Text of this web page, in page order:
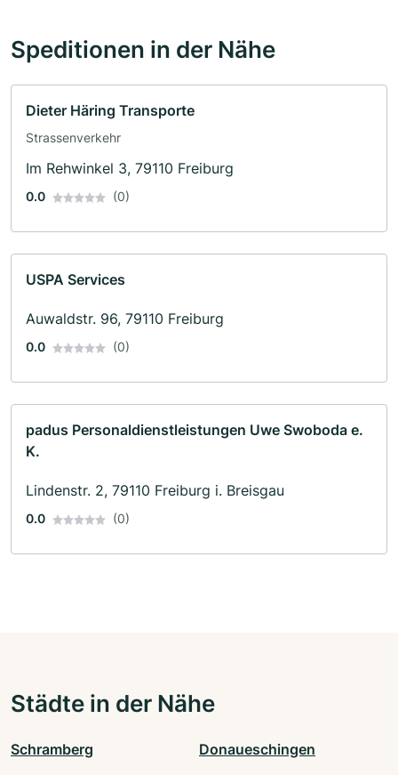
Speditionen in der Nähe
Dieter Häring Transporte
Strassenverkehr
Im Rehwinkel 3, 79110 Freiburg
0.0 (0)
USPA Services
Auwaldstr. 96, 79110 Freiburg
0.0 (0)
padus Personaldienstleistungen Uwe Swoboda e.
K.
Lindenstr. 2, 79110 Freiburg i. Breisgau
0.0 (0)
Städte in der Nähe
Schramberg Donaueschingen